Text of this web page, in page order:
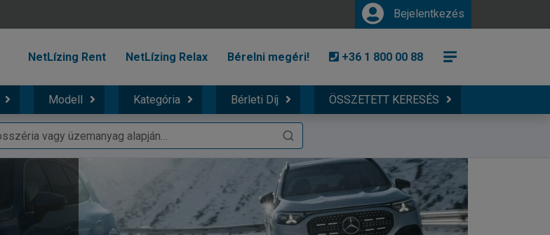
Bejelentkezés
NetLízing Rent NetLízing Relax Bérelni megéri! +36 1 800 00 88
Modell Kategória Bérleti Díj ÖSSZETETT KERESÉS